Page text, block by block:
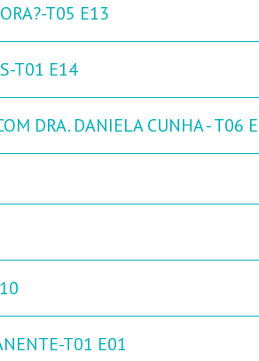
T05 E13
T01 E14
DRA. DANIELA CUNHA - T06
T01 E01